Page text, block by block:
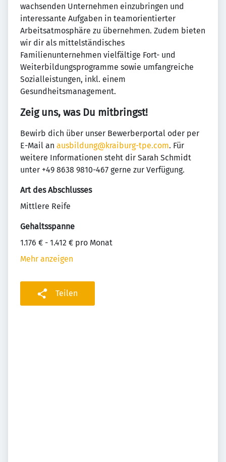
wachsenden Unternehmen einzubringen und
interessante Aufgaben in teamorientierter
Arbeitsatmosphäre zu übernehmen. Zudem bieten
wir dir als mittelständisches
Familienunternehmen vielfältige Fort- und
Weiterbildungsprogramme sowie umfangreiche
Sozialleistungen, inkl. einem
Gesundheitsmanagement.
Zeig uns, was Du mitbringst!
Bewirb dich über unser Bewerberportal oder per
E-Mail an ausbildung@kraiburg-tpe.com. Für
weitere Informationen steht dir Sarah Schmidt
unter +49 8638 9810-467 gerne zur Verfügung.
Art des Abschlusses
Mittlere Reife
Gehaltsspanne
1.176 € - 1.412 € pro Monat
Mehr anzeigen
Teilen